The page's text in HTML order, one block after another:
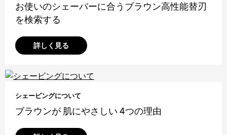
お使いのシェーバーに合うブラウン高性能替刃
を検索する
詳しく見る
シェービングについて
ブラウンが 肌にやさしい 4つの理由